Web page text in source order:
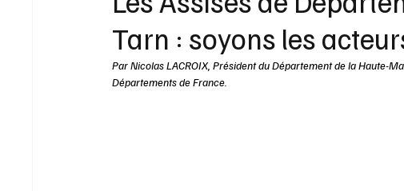
À la une des Départements Le Petit
Tarn : soyons les
Par Nicolas LACROIX, Président du Département de la Haute-
Départements de France.